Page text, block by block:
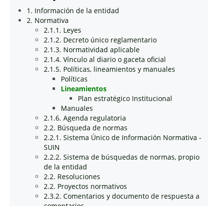
1. Información de la entidad
2. Normativa
2.1.1. Leyes
2.1.2. Decreto único reglamentario
2.1.3. Normatividad aplicable
2.1.4. Vínculo al diario o gaceta oficial
2.1.5. Políticas, lineamientos y manuales
Políticas
Lineamientos
Plan estratégico Institucional
Manuales
2.1.6. Agenda regulatoria
2.2. Búsqueda de normas
2.2.1. Sistema Único de Información Normativa -
SUIN
2.2.2. Sistema de búsquedas de normas, propio
de la entidad
2.2. Resoluciones
2.2. Proyectos normativos
2.3.2. Comentarios y documento de respuesta a